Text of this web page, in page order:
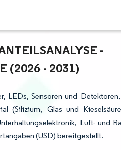
- W
(2026 - 2031)
Sensoren und
(Silizium, Glas und
Luft- und
(USD) bereitgestellt.